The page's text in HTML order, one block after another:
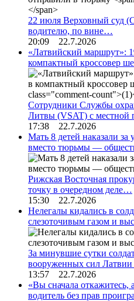
22 июля Верховный суд
водителю, по вине…
20:09 22.7.2026
«Латвийский маршрут»:
компактный кроссовер
Сотрудники Службы
Литвы (VSAT) с
17:38 22.7.2026
Мать 8 детей наказали за
вместо тюрьмы —
Рижская Восточная
точку в очередном деле…
15:30 22.7.2026
Нелегалы кидались в
слезоточивым газом и
За минувшие сутки
вооруженных сил
13:57 22.7.2026
«Вы сначала откажитесь,
водитель без прав